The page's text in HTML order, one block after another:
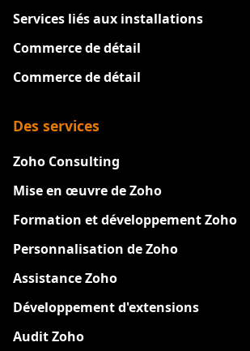
Services liés aux installations
Commerce de détail
Commerce de détail
Des services
Zoho Consulting
Mise en œuvre de Zoho
Formation et développement Zoho
Personnalisation de Zoho
Assistance Zoho
Développement d'extensions
Audit Zoho